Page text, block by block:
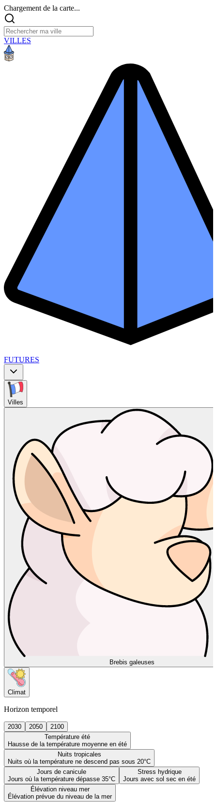
Chargement de la carte...
VILLES
FUTURES
Villes
Brebis galeuses
Climat
Horizon temporel
2030 2050
2100
Température été
Hausse de la température moyenne en été
Nuits tropicales
Nuits où la température ne descend pas sous 20°C
Jours de canicule
Jours où la température dépasse 35°C
Stress hydrique
Jours avec sol sec en été
Élévation niveau mer
Élévation prévue du niveau de la mer